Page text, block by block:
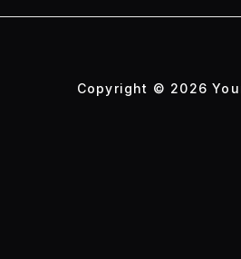
Copyright © 2026